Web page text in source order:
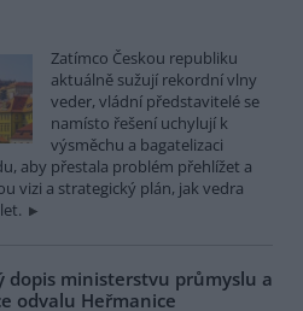
Zatímco Českou republiku
aktuálně sužují rekordní vlny
veder, vládní představitelé se
namísto řešení uchylují k
výsměchu a bagatelizaci
aby přestala problém přehlížet a
vizi a strategický plán, jak vedra
dopis ministerstvu průmyslu a
odvalu Heřmanice